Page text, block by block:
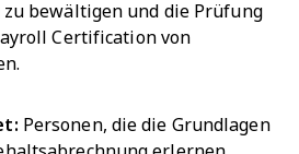
bewältigen und die Prüfung
Certification von
Personen, die die Grundlagen